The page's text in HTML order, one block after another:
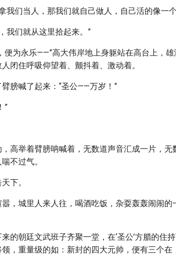
我们当人，那我们就自己做人，自己活的像一
我们就从这里拾起来。”
便为永乐——”高大伟岸地上身躯站在高台上，
闭住呼吸仰望着、颤抖着、激动着。
膀喊了起来：“圣公——万岁！”
”
高举着臂膀呐喊着，无数道声音汇成一片，
不过气。
下。
，城里人来人往，喝酒吃饭，杂耍轰轰闹闹的
的朝廷文武班子齐聚一堂，在‘圣公’方腊的住
，重量级的如：新封的四大元帅，便有三个在